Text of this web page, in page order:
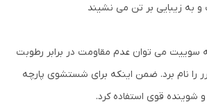
و به زیبایی بر تن می نشیند
سوییت می توان عدم مقاومت در برابر رطوبت
را نام برد. ضمن اینکه برای شستشوی پارچه
شوینده قوی استفاده کرد.